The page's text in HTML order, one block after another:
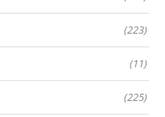
(223)
(11)
(225)